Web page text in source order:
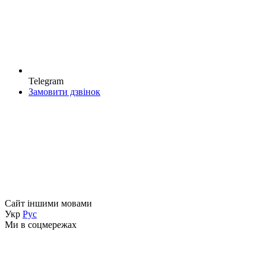
Telegram
Замовити дзвінок
Сайт іншими мовами
Укр Рус
Ми в соцмережах